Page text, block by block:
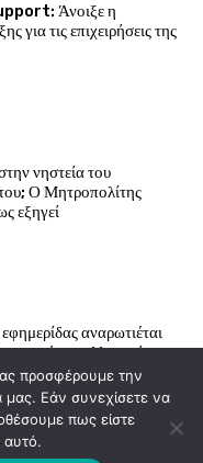
Άνοιξε η
για τις επιχειρήσεις της
νηστεία του
Ο Μητροπολίτης
εξηγεί
αναρωτιέται
τα ελληνικά
προσφέρουμε την
μας. Εάν συνεχίσετε να
πως είστε
αυτό.